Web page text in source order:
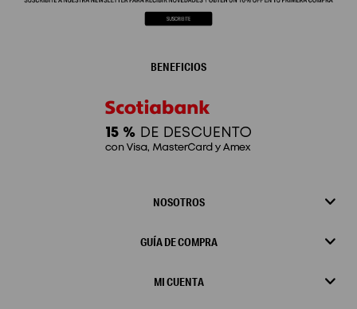
NOSOTROS
GUÍA DE COMPRA
MI CUENTA
BENEFICIOS